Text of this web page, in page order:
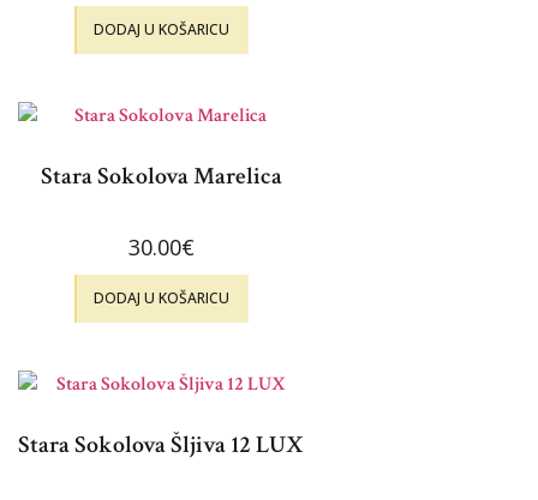
DODAJ U KOŠARICU
Stara Sokolova Marelica
30.00€
DODAJ U KOŠARICU
Stara Sokolova Šljiva 12 LUX